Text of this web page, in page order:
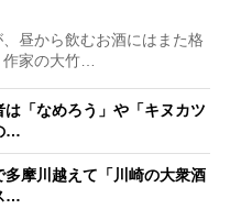
昼から飲むお酒にはまた格
家の大竹…
は「なめろう」や「キヌカツ
…
多摩川越えて「川崎の大衆酒
…